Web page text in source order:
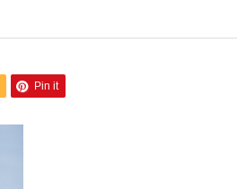
Pin it